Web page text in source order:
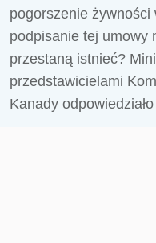
pogorszenie
podpisanie tej umowy
przestaną istnieć?
przedstawicielami
Kanady